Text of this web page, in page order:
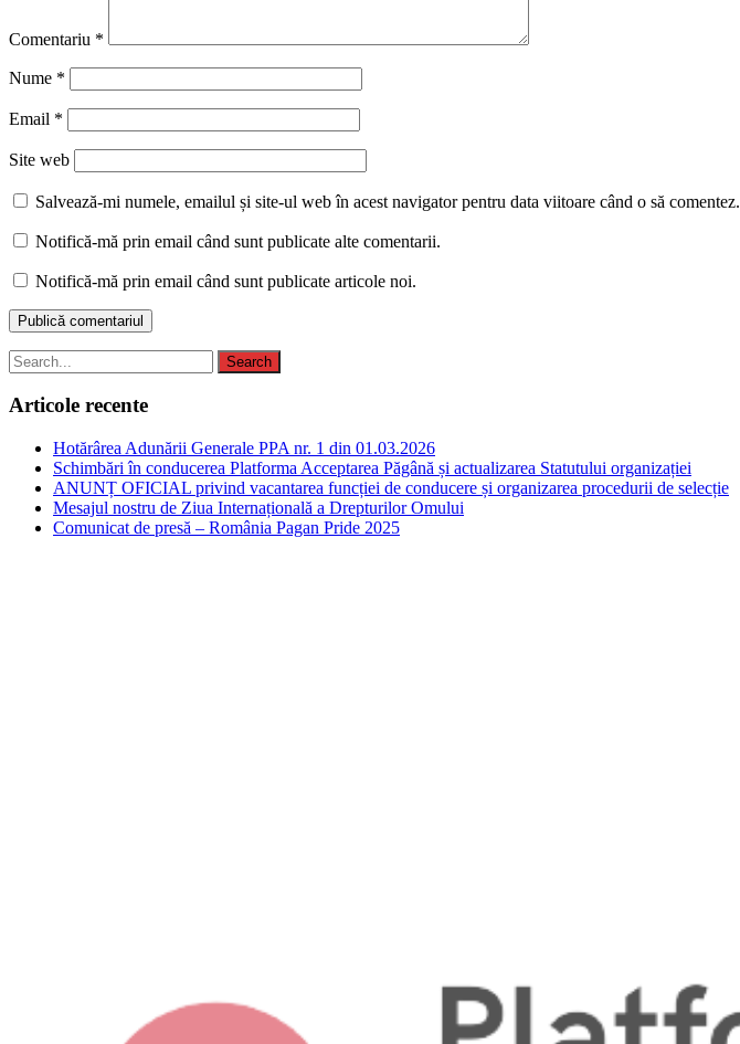
Comentariu *
Nume *
Email *
Site web
Salvează-mi numele, emailul și site-ul web în acest navigator pentru data viitoare când o să comentez.
Notifică-mă prin email când sunt publicate alte comentarii.
Notifică-mă prin email când sunt publicate articole noi.
Articole recente
Hotărârea Adunării Generale PPA nr. 1 din 01.03.2026
Schimbări în conducerea Platforma Acceptarea Păgână și actualizarea Statutului organizației
ANUNȚ OFICIAL privind vacantarea funcției de conducere și organizarea procedurii de selecție
Mesajul nostru de Ziua Internațională a Drepturilor Omului
Comunicat de presă – România Pagan Pride 2025